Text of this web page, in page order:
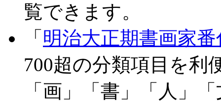
覧できます。
「 明治大正期書画家
700超の分類項目を利
「画」「書」「人」